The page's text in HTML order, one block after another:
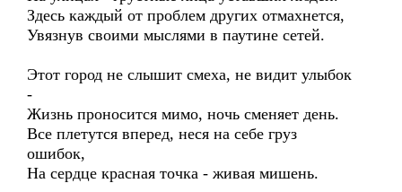
Здесь каждый от проблем других отмахнется,
Увязнув своими мыслями в паутине сетей.
Этот город не слышит смеха, не видит улыбок
-
Жизнь проносится мимо, ночь сменяет день.
Все плетутся вперед, неся на себе груз
ошибок,
На сердце красная точка - живая мишень.